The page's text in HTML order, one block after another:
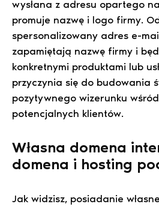
wysłana z adresu opartego
promuje nazwę i logo firmy.
spersonalizowany adres e-
zapamiętają nazwę firmy i
konkretnymi produktami lub
przyczynia się do budowania
pozytywnego wizerunku
potencjalnych klientów.
Własna domena
domena i hosting
Jak widzisz, posiadanie